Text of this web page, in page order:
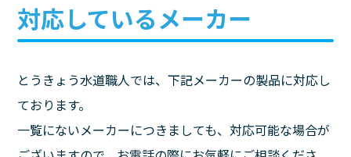
対応しているメーカー
とうきょう水道職人では、下記メーカーの製品に対応し
ております。
一覧にないメーカーにつきましても、対応可能な場合が